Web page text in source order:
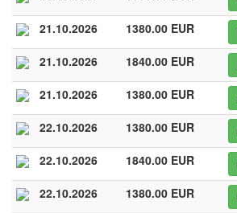
21.10.2026 1380.00 EUR
21.10.2026 1840.00 EUR
21.10.2026 1380.00 EUR
22.10.2026 1380.00 EUR
22.10.2026 1840.00 EUR
22.10.2026 1380.00 EUR